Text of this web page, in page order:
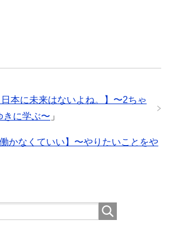
日本に未来はないよね。】〜2ちゃ
きに学ぶ〜 」
かなくていい】〜やりたいことをや